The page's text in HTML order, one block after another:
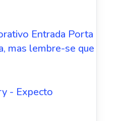
Entrada Porta
mas lembre-se que
- Expecto